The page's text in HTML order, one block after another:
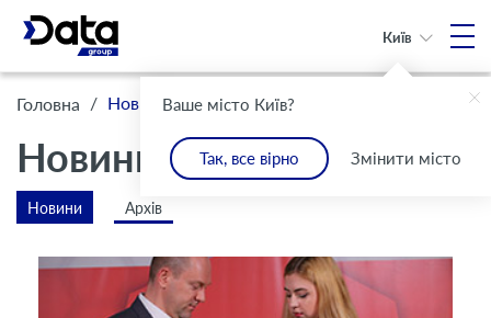
Ваше місто Київ?
Так, все вірно Змінити місто
Київ
Головна / Новини
Новини
Новини Архів